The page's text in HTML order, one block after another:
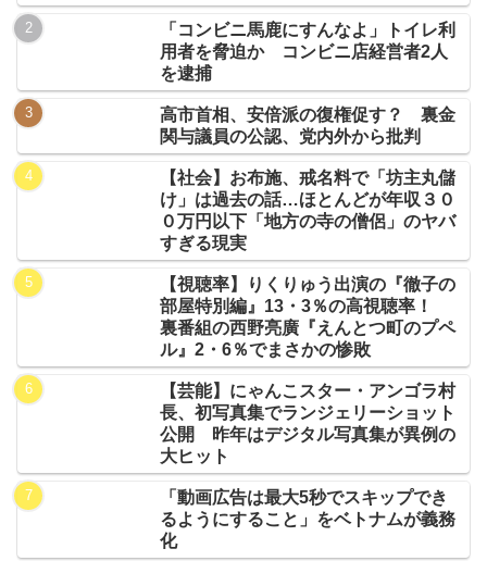
「コンビニ馬鹿にすんなよ」トイレ利
用者を脅迫か コンビニ店経営者2人
を逮捕
高市首相、安倍派の復権促す？ 裏金
関与議員の公認、党内外から批判
【社会】お布施、戒名料で「坊主丸儲
け」は過去の話…ほとんどが年収３０
０万円以下「地方の寺の僧侶」のヤバ
すぎる現実
【視聴率】りくりゅう出演の『徹子の
部屋特別編』13・3％の高視聴率！
裏番組の西野亮廣『えんとつ町のプペ
ル』2・6％でまさかの惨敗
【芸能】にゃんこスター・アンゴラ村
長、初写真集でランジェリーショット
公開 昨年はデジタル写真集が異例の
大ヒット
「動画広告は最大5秒でスキップでき
るようにすること」をベトナムが義務
化